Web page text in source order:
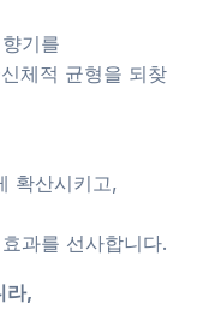
기를
체적 균형을 되찾
확산시키고,
과를 선사합니다.
라,